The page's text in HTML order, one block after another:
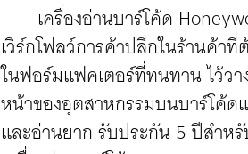
เครื่องอ่านบาร์โค้ด
เวิร์กโฟลว์การค้าปลีกในร้านค้า
ในฟอร์มแฟคเตอร์ที่ทนทาน ไว้ว
หน้าของอุตสาหกรรมบนบาร์โค้
และอ่านยาก รับประกัน 5 ปีสำห